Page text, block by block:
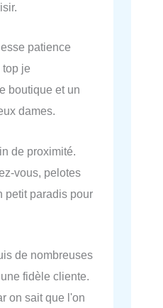
patience
je
boutique et un
dames.
de proximité.
vous, pelotes
petit paradis pour
de nombreuses
fidèle cliente.
on sait que l'on